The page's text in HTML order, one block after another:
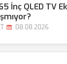
İnç QLED TV
08.08.2026